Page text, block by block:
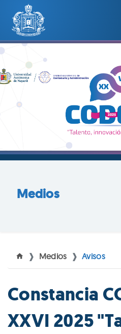
Medios
Medios Avisos
Constancia
XXVI 2025